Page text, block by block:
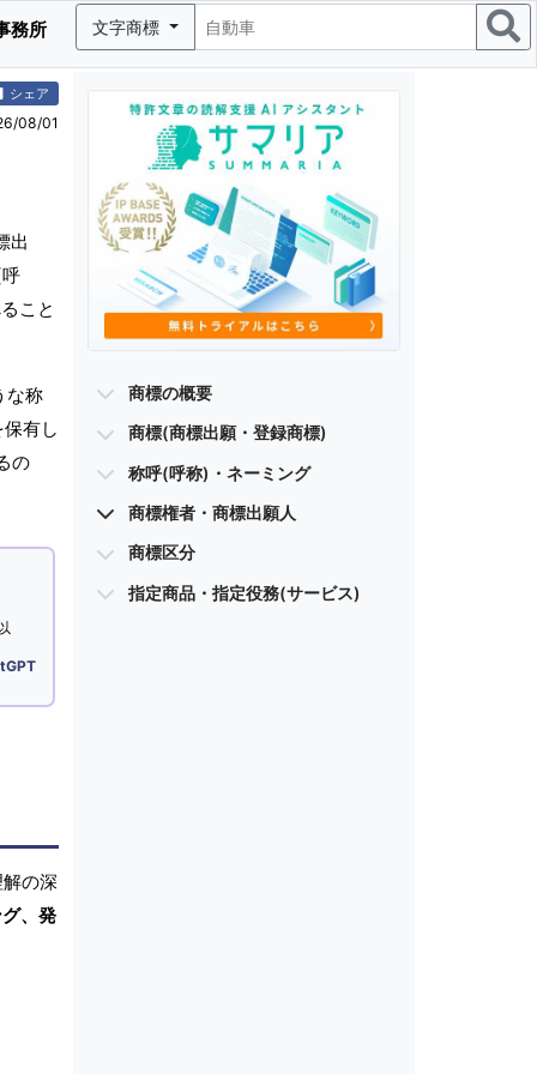
務所 文字商標
シェア
08/01
出
こと
な称
有し
の
の深
、発
商標の概要
商標(商標出願・登録商標)
称呼(呼称)・ネーミング
商標権者・商標出願人
商標区分
指定商品・指定役務(サービス)